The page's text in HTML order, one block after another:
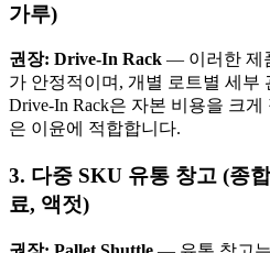
가루)
권장: Drive-In Rack — 이러한 제
가 안정적이며, 개별 로트별 세부
Drive-In Rack은 자본 비용을 크
은 이윤에 적합합니다.
3. 다중 SKU 유통 창고 (종
료, 액젓)